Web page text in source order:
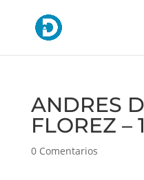
ANDRES
FLOREZ –
0 Comentarios